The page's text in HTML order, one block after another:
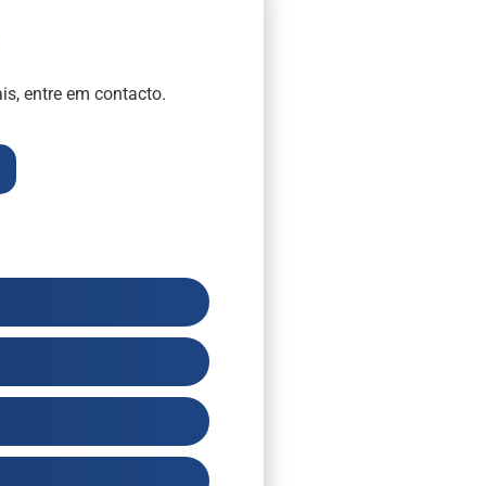
entre em contacto.